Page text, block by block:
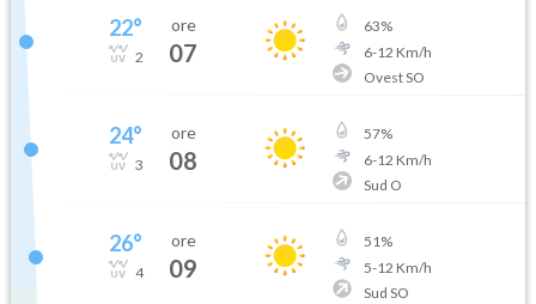
22°
2
ore
07
63%
6-12 Km/h
Ovest SO
24°
3
ore
08
57%
6-12 Km/h
Sud O
26°
4
ore
09
51%
5-12 Km/h
Sud SO